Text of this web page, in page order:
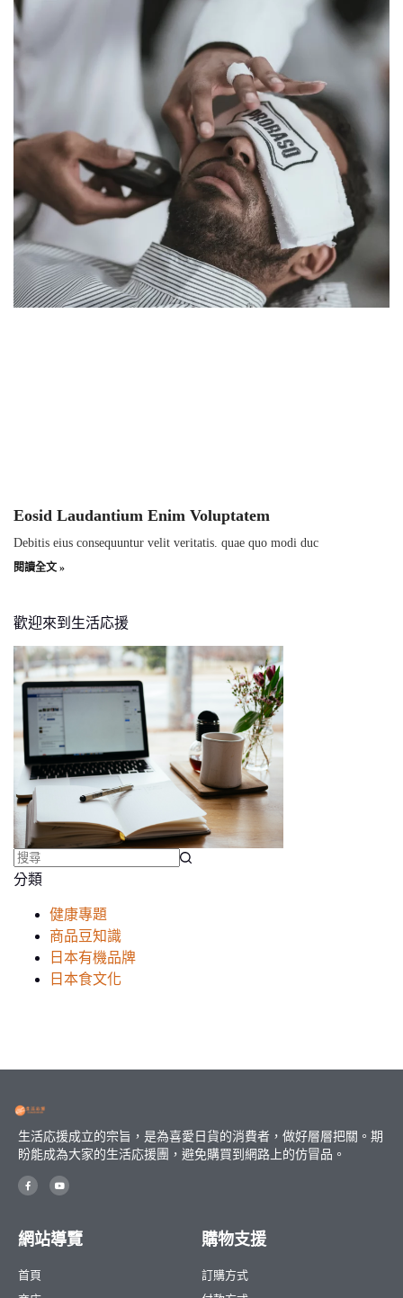
Eosid Laudantium Enim Voluptatem
Debitis eius consequuntur velit veritatis. quae quo modi duc
閱讀全文 »
歡迎來到生活応援
分類
健康專題
商品豆知識
日本有機品牌
日本食文化
生活応援成立的宗旨，是為喜愛日貨的消費者，做好層層把關。期
盼能成為大家的生活応援團，避免購買到網路上的仿冒品。
網站導覽
首頁
購物支援
訂購方式